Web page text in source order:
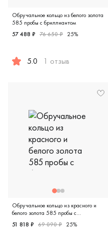
Обручальное кольцо из белого золота
585 пробы с бриллиантом
57 488 ₽ 76 650 ₽ 25%
5.0 1 отзыв
Обручальное кольцо из красного и
белого золота 585 пробы с
51 818 ₽ 69 090 ₽ 25%